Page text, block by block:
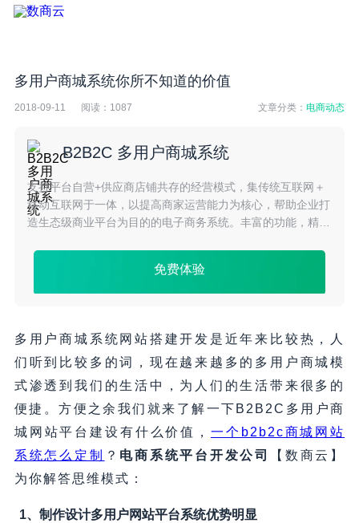
多用户商城系统你所不知道的价值
2018-09-11 阅读： 1087 文章分类：电商动态
B2B2C 多用户商城系统
支持平台自营+供应商店铺共存的经营模式，集传统互联网＋
移动互联网于一体，以提高商家运营能力为核心，帮助企业打
造生态级商业平台为目的的电子商务系统。丰富的功能，精细
免费体验
多用户商城系统网站搭建开发是近年来比较热，人
们听到比较多的词，现在越来越多的多用户商城模
式渗透到我们的生活中，为人们的生活带来很多的
便捷。方便之余我们就来了解一下B2B2C多用户商
城网站平台建设有什么价值， 一个b2b2c商城网站
系统怎么定制
？ 电商系统平台开发公司
【数商云】
为你解答思维模式：
1、制作设计多用户网站平台系统优势明显